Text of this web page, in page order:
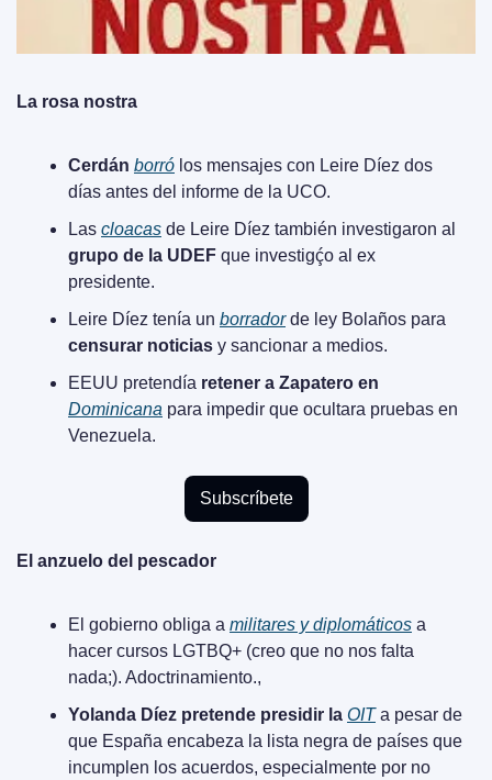
La rosa nostra
Cerdán borró los mensajes con Leire Díez dos
días antes del informe de la UCO.
Las cloacas
grupo de la UDEF que investigḉo al ex
presidente.
Leire Díez tenía un borrador
censurar noticias y sancionar a medios.
EEUU pretendía
Dominicana para impedir que ocultara pruebas en
Venezuela.
Subscríbete
El anzuelo del pescador
El gobierno obliga a militares y diplomáticos a
hacer cursos LGTBQ+ (creo que no nos falta
nada;). Adoctrinamiento.,
Yolanda Díez pretende presidir la OIT a pesar de
que España encabeza la lista negra de países que
incumplen los acuerdos, especialmente por no